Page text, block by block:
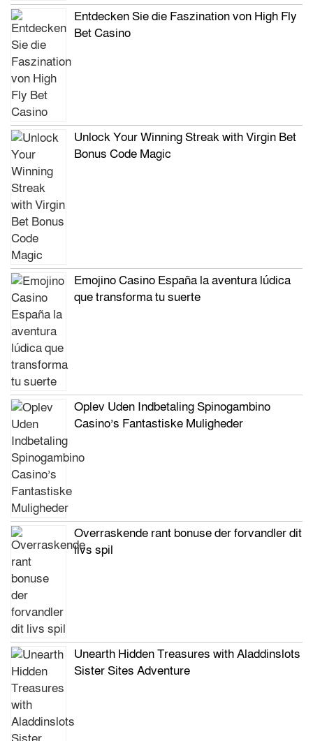
Entdecken Sie die Faszination von High Fly
Bet Casino
Unlock Your Winning Streak with Virgin Bet
Bonus Code Magic
Emojino Casino España la aventura lúdica
que transforma tu suerte
Oplev Uden Indbetaling Spinogambino
Casino’s Fantastiske Muligheder
Overraskende rant bonuse der forvandler dit
livs spil
Unearth Hidden Treasures with Aladdinslots
Sister Sites Adventure